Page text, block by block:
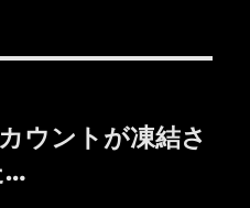
ウントが凍結さ
…